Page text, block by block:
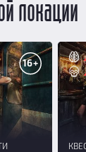
локации
16+